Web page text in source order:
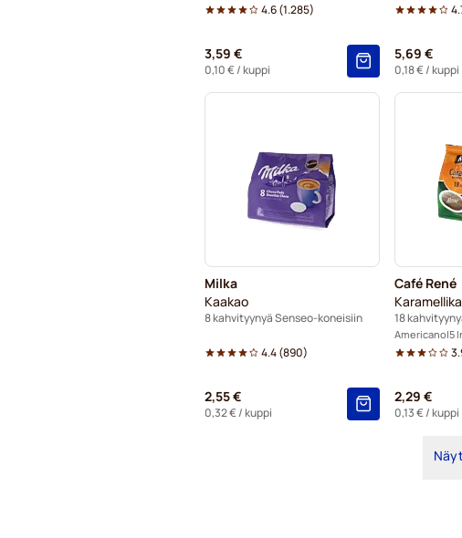
4.6(1.285)
3,59 €
0,10 €/ kuppi
5,69 €
0,18 €/ kuppi
Milka
Kaakao
8 kahvityynyä Senseo-koneisiin
4.4(890)
2,55 €
0,32 €/ kuppi
Café René
18
Americano 5
2,29 €
0,13 €/ kuppi